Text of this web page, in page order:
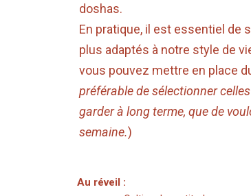
doshas.
En pratique, il est essentiel de
plus adaptés à notre style de
vous pouvez mettre en place
préférable de sélectionner
garder à long terme, que de
semaine.)
Au réveil :